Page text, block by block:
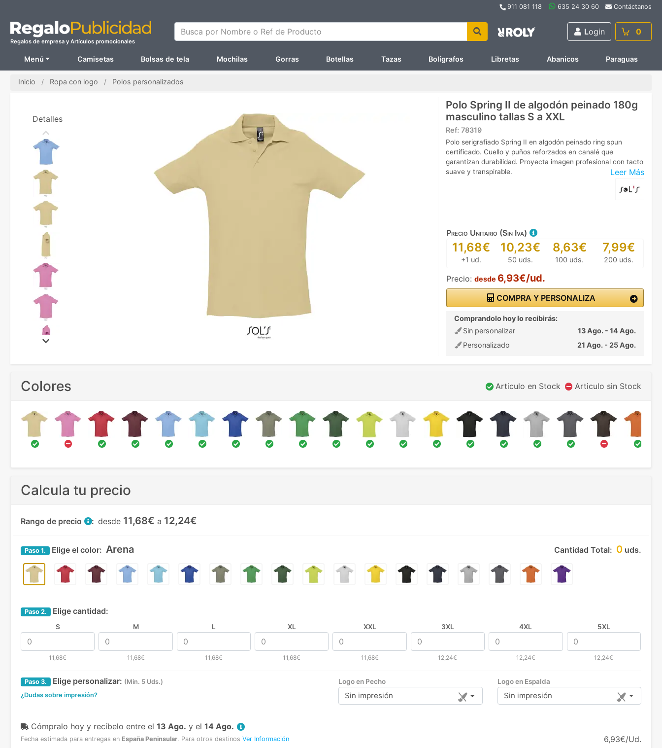
911 081 118 635 24 30 60 Contáctanos
Regalos de empresa y Artículos promocionales
Busca por Nombre o Ref de Producto Login 0
Menú Camisetas Bolsas de tela Mochilas Gorras Botellas Tazas Bolígrafos Libretas Abanicos Paraguas
Inicio Ropa con logo Polos personalizados
Polo Spring II de algodón peinado 180g
masculino tallas S a XXL
Ref: 78319
Leer Más
Polo serigrafiado Spring II en algodón peinado ring spun
certificado. Cuello y puños reforzados en canalé que
garantizan durabilidad. Proyecta imagen profesional con tacto
suave y transpirable.
Precio Unitario (Sin Iva)
11,68€
+1 ud.
10,23€
50 uds.
8,63€
100 uds.
7,99€
200 uds.
Precio: desde 6,93€/ud.
COMPRA Y PERSONALIZA
Comprandolo hoy lo recibirás:
Sin personalizar
13 Ago. - 14 Ago.
Personalizado
21 Ago. - 25 Ago.
Detalles
Colores Articulo en Stock Articulo sin Stock
Calcula tu precio
Cantidad Total: 0 uds.
Rango de precio : desde 11,68€ a 12,24€
Paso 1. Elige el color: Arena
Paso 2. Elige cantidad:
S
11,68€
M
11,68€
L
11,68€
XL
11,68€
XXL
11,68€
3XL
12,24€
4XL
12,24€
5XL
12,24€
Paso 3. Elige personalizar: (Min. 5 Uds.)
¿Dudas sobre impresión?
Logo en Pecho
Sin impresión
Logo en Espalda
Sin impresión
Cómpralo hoy y recíbelo entre el 13 Ago. y el 14 Ago.
Fecha estimada para entregas en España Peninsular. Para otros destinos Ver Información 6,93€/Ud.